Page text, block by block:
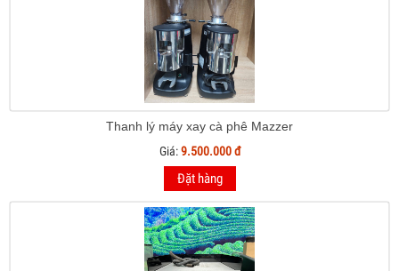
Thanh lý máy xay cà phê Mazzer
Giá:9.500.000 đ
Đặt hàng